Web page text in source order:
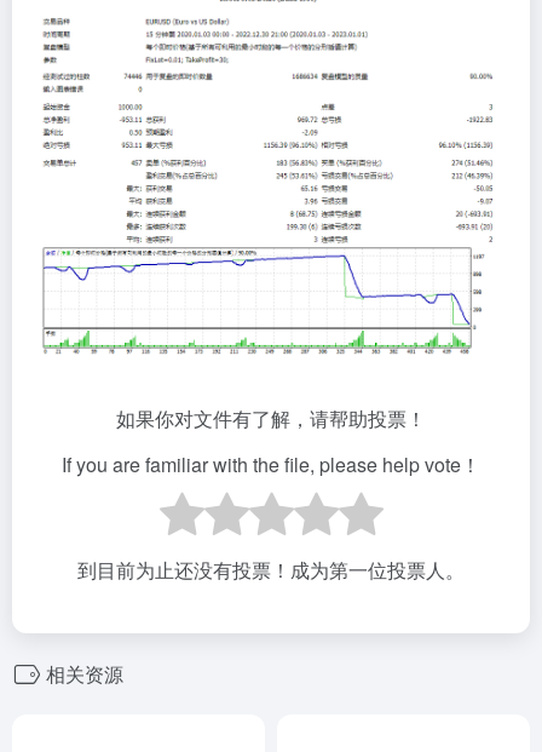
如果你对文件有了解，请帮助投票！
If you are familiar with the file, please help vote！
到目前为止还没有投票！成为第一位投票人。
相关资源